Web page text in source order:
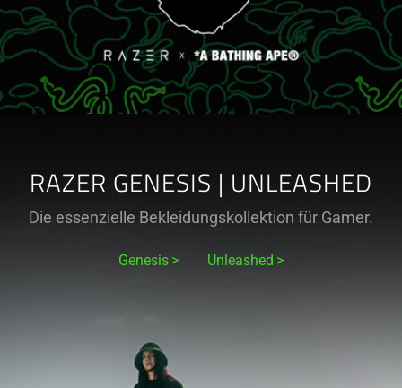
RAZER GENESIS | UNLEASHED
Die essenzielle Bekleidungskollektion für Gamer.
Genesis Unleashed